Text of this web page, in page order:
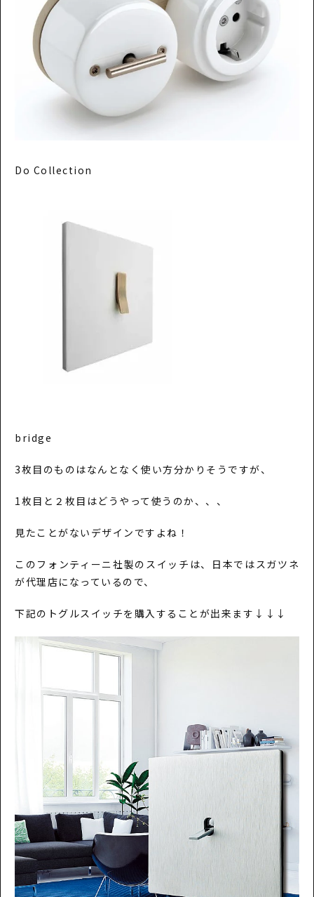
Do Collection
bridge
3枚目のものはなんとなく使い方分かりそうですが、
1枚目と２枚目はどうやって使うのか、、、
見たことがないデザインですよね！
このフォンティーニ社製のスイッチは、日本ではスガツネ
が代理店になっているので、
下記のトグルスイッチを購入することが出来ます↓↓↓